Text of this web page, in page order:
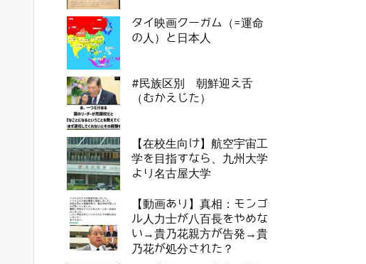
タイ映画クーガム（=運命
の人）と日本人
#民族区別 朝鮮迎え舌
（むかえじた）
【在校生向け】航空宇宙工
学を目指すなら、九州大学
より名古屋大学
【動画あり】真相：モンゴ
ル人力士が八百長をやめな
い→貴乃花親方が告発→貴
乃花が処分された？